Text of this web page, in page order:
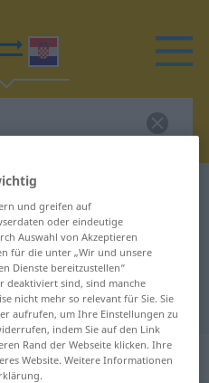
Übersetzung für
Übersetzung
und greifen auf
oder eindeutige
Auswahl von Akzeptieren
für die unter „Wir und unsere
Dienste bereitzustellen“
deaktiviert sind, sind manche
nicht mehr so relevant für Sie. Sie
aufrufen, um Ihre Einstellungen zu
indem Sie auf den Link
Rand der Webseite klicken. Ihre
Website. Weitere Informationen